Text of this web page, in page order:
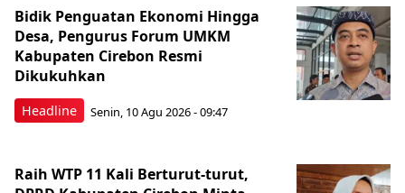
Headline
Bidik Penguatan Ekonomi Hingga
Desa, Pengurus Forum UMKM
Kabupaten Cirebon Resmi
Dikukuhkan
Senin, 10 Agu 2026 - 09:47
Raih WTP 11 Kali Berturut-turut,